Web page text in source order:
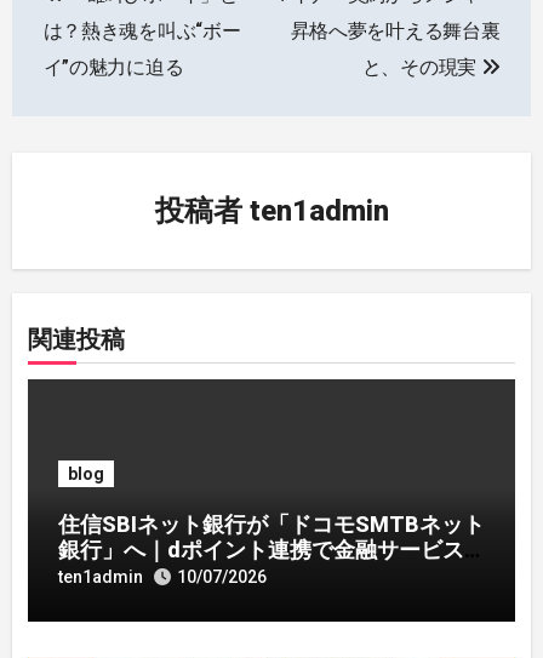
稿
ナ
シ
ョ
ン
は？熱き魂を叫ぶ“ボー
イ”の魅力に迫る
昇格へ夢を叶える舞台裏
と、その現実
投稿者 ten1admin
関連投稿
blog
住信SBIネット銀行が「ドコモSMTBネット
銀行」へ｜dポイント連携で金融サービス
刷新
ten1admin 10/07/2026